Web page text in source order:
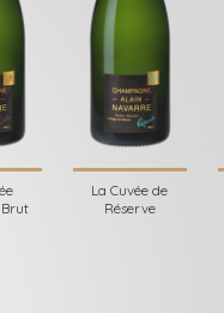
La Cuvée de
Réserve